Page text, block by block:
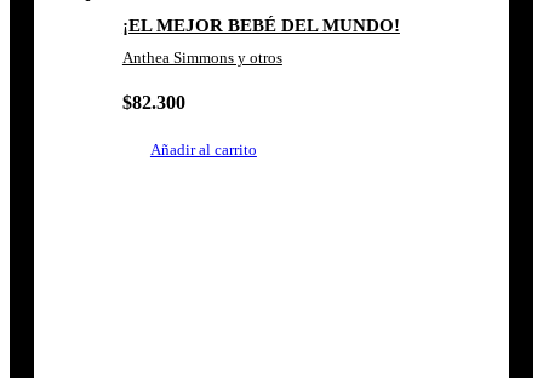
¡EL MEJOR BEBÉ DEL MUNDO!
Anthea Simmons y otros
$82.300
Añadir al carrito